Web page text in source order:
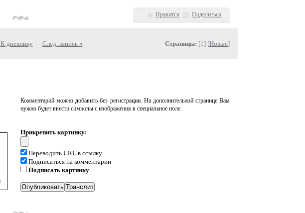
Нравится Поделиться
К дневнику — След. запись » Страницы: [1] [Новые]
Комментарий можно добавить без регистрации. На дополнительной странице Вам
нужно будет ввести символы с изображения в специальное поле.
Прикрепить картинку:
Переводить URL в ссылку
Подписаться на комментарии
Подписать картинку